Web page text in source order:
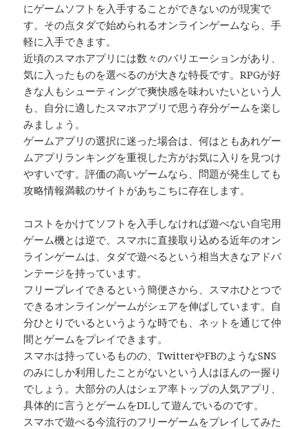
にゲームソフトを入手することができないのが現実で
す。その点タダで始められるオンラインゲームなら、手
軽に入手できます。
近頃のスマホアプリには数々のバリエーションがあり、
気に入ったものを選べるのが大きな特長です。RPGが好
きな人もシューティングで爽快感を味わいたいという人
も、自分に適したスマホアプリで思う存分ゲームを楽し
みましょう。
ゲームアプリの選択に迷った場合は、何はともあれゲー
ムアプリランキングを重視した方がお気に入りを見つけ
やすいです。評価の高いゲームなら、問題が発生しても
攻略情報満載のサイトがあちこちに存在します。
コストをかけてソフトを入手しなければ遊べない自宅用
ゲーム機とは逆で、スマホに直接取り込める近年のオン
ラインゲームは、タダで遊べるという相当大きなアドバ
ンテージを持っています。
フリープレイできるという簡便さから、スマホひとつで
できるオンラインゲームがシェアを伸ばしています。自
分ひとりでいるというような時でも、ネットを通じて仲
間とゲームをプレイできます。
スマホは持っているものの、TwitterやFBのようなSNS
のみにしか利用したことがないという人はほんの一握り
でしょう。大部分の人はシェア率トップの人気アプリ、
具体的に言うとゲームをDLして遊んでいるのです。
スマホで遊べる今流行のフリーゲームをプレイしてみた